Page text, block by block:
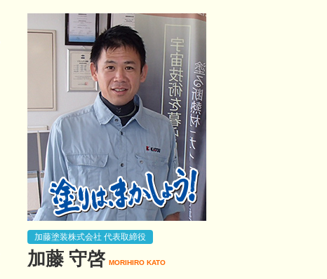
加藤塗装株式会社 代表取締役
加藤 守啓 MORIHIRO KATO